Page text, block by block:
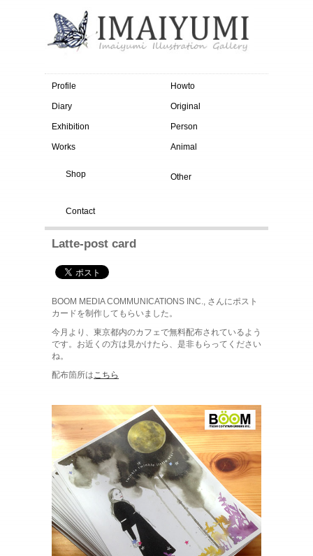
Profile
Diary
Exhibition
Works
Howto
Original
Person
Animal
Other
Shop
Contact
Latte-post card
BOOM MEDIA COMMUNICATIONS INC., さんにポスト
カードを制作してもらいました。
今月より、東京都内のカフェで無料配布されているよう
です。お近くの方は見かけたら、是非もらってください
ね。
配布箇所はこちら